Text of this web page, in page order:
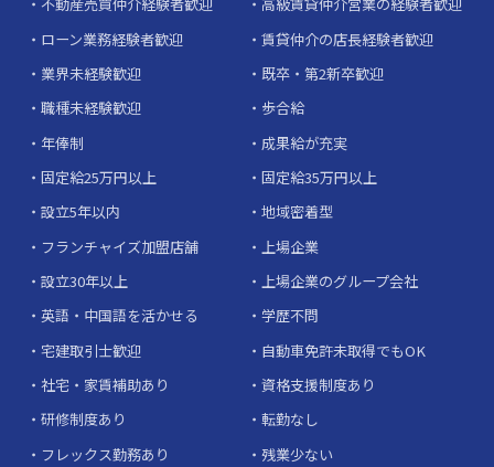
ローン業務経験者歓迎
賃貸仲介の店長経験者歓迎
業界未経験歓迎
既卒・第2新卒歓迎
職種未経験歓迎
歩合給
年俸制
成果給が充実
固定給25万円以上
固定給35万円以上
設立5年以内
地域密着型
フランチャイズ加盟店舗
上場企業
設立30年以上
上場企業のグループ会社
英語・中国語を活かせる
学歴不問
宅建取引士歓迎
自動車免許未取得でもOK
社宅・家賃補助あり
資格支援制度あり
研修制度あり
転勤なし
フレックス勤務あり
残業少ない